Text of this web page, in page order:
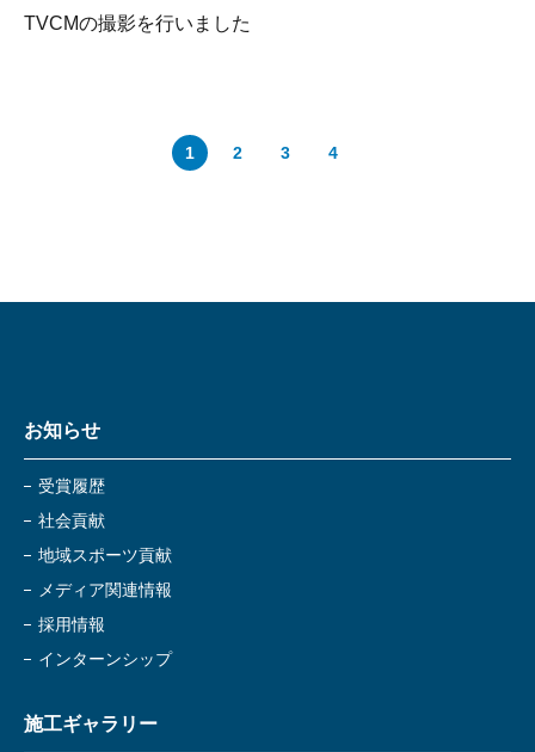
TVCMの撮影を行いました
1 2 3 4
お知らせ
受賞履歴
社会貢献
地域スポーツ貢献
メディア関連情報
採用情報
インターンシップ
施工ギャラリー